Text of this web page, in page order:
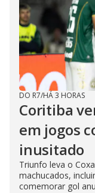
DO R7/HÁ 3 HORAS
Coritiba
em jogos
inusitado
Triunfo leva o
machucados,
comemorar gol